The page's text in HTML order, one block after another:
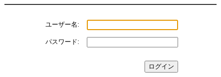
ユーザー名:
パスワード: